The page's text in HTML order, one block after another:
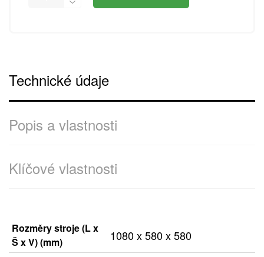
Technické údaje
Popis a vlastnosti
Klíčové vlastnosti
Rozměry stroje (L x
Š x V) (mm)
1080 x 580 x 580